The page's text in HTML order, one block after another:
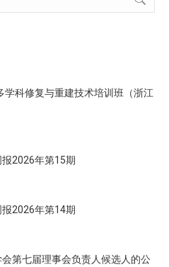
学科修复与重建技术培训班（浙江
2026年第15期
2026年第14期
第七届理事会负责人候选人的公